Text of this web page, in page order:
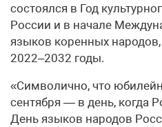
состоялся в Год
России и в начале
языков коренных
2022–2032 годы.
«Символично, что
сентября — в день, когда
День языков народов